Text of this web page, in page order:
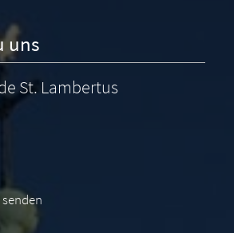
uns
St. Lambertus